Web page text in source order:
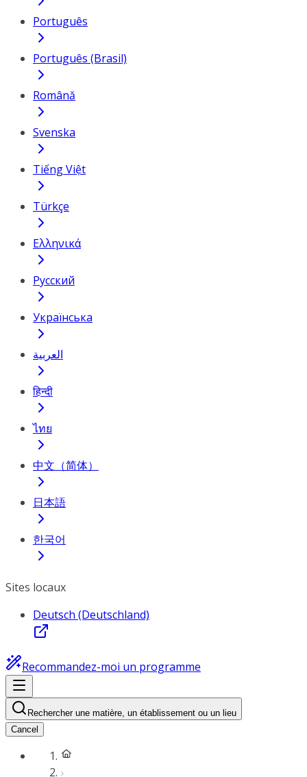
Português
Português (Brasil)
Română
Svenska
Tiếng Việt
Türkçe
Ελληνικά
Русский
Українська
العربية
हिन्दी
ไทย
中文（简体）
日本語
한국어
Sites locaux
Deutsch (Deutschland)
Recommandez-moi un programme
Rechercher une matière, un établissement ou un lieu
Cancel